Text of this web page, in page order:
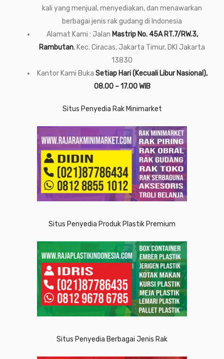
kali yang menjual, menyediakan, dan menawarkan
berbagai jenis rak gudang di Indonesia
Alamat Kami : Jalan Mastrip No. 45A RT.7/RW.3,
Rambutan, Kec. Ciracas, Jakarta Timur, DKI Jakarta
13830
Kantor Kami Buka Setiap Hari (Kecuali Libur Nasional),
08.00 – 17.00 WIB
Situs Penyedia Rak Minimarket
Situs Penyedia Produk Plastik Premium
Situs Penyedia Berbagai Jenis Rak